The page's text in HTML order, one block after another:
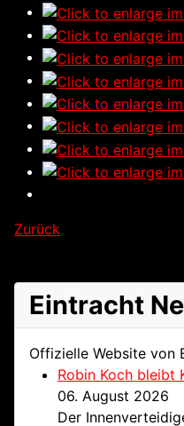
Zurück
Eintracht
Offizielle Website von
Robin Koch bleibt
06. August 2026
Der